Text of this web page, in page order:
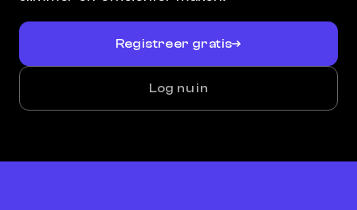
Registreer gratis
Log nu in